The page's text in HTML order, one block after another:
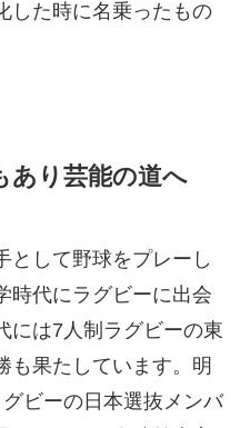
した時に名乗ったもの
り芸能の道へ
として野球をプレーし
時代にラグビーに出会
には7人制ラグビーの東
も果たしています。明
ビーの日本選抜メンバ